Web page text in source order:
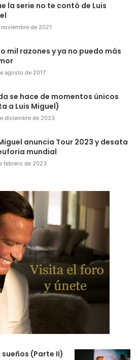
la serie no te contó de Luis
de 2021
mil razones y ya no puedo más
agosto de 2017
se hace de momentos únicos
a Luis Miguel)
diciembre de 2023
anuncia Tour 2023 y desata
mundial
febrero de 2023
(Parte II)